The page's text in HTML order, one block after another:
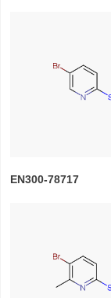
EN300-78717